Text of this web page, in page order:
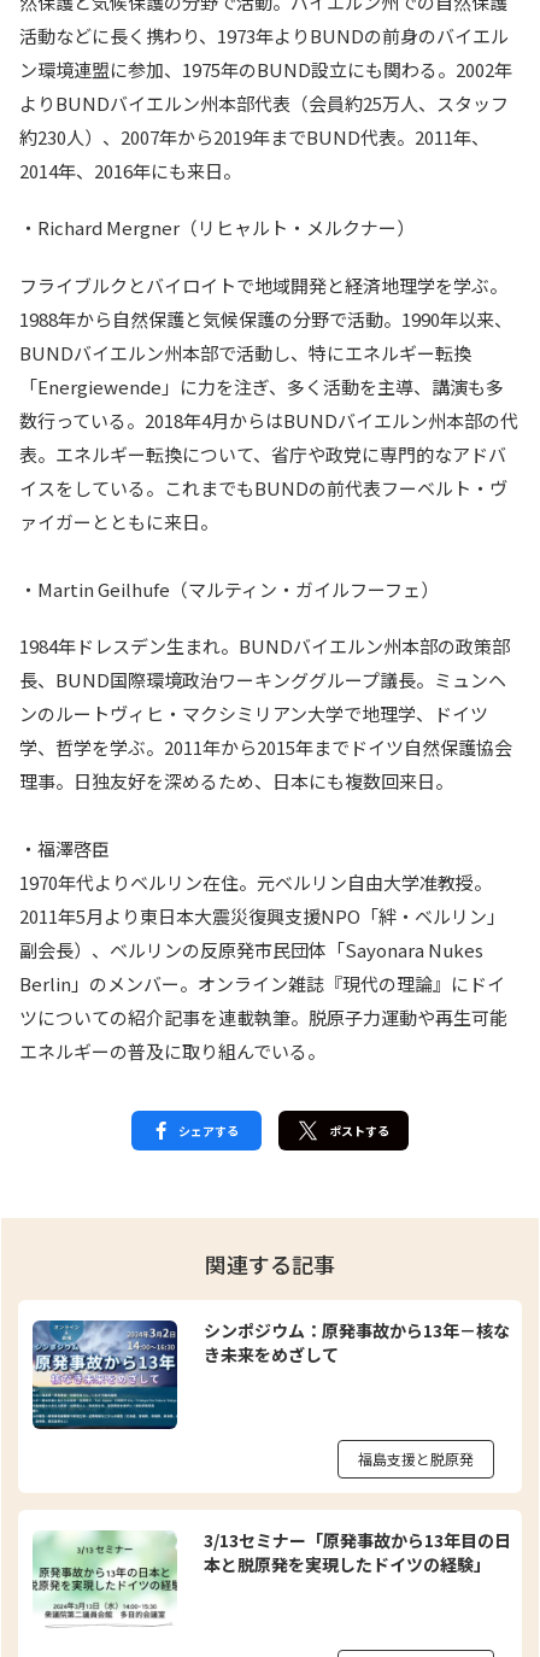
活動などに長く携わり、1973年よりBUNDの前身のバイエル
ン環境連盟に参加、1975年のBUND設立にも関わる。2002年
よりBUNDバイエルン州本部代表（会員約25万人、スタッフ
約230人）、2007年から2019年までBUND代表。2011年、
2014年、2016年にも来日。
・Richard Mergner（リヒャルト・メルクナー）
フライブルクとバイロイトで地域開発と経済地理学を学ぶ。
1988年から自然保護と気候保護の分野で活動。1990年以来、
BUNDバイエルン州本部で活動し、特にエネルギー転換
「Energiewende」に力を注ぎ、多く活動を主導、講演も多
数行っている。2018年4月からはBUNDバイエルン州本部の代
表。エネルギー転換について、省庁や政党に専門的なアドバ
イスをしている。これまでもBUNDの前代表フーベルト・ヴ
ァイガーとともに来日。
・Martin Geilhufe（マルティン・ガイルフーフェ）
1984年ドレスデン生まれ。BUNDバイエルン州本部の政策部
長、BUND国際環境政治ワーキンググループ議長。ミュンヘ
ンのルートヴィヒ・マクシミリアン大学で地理学、ドイツ
学、哲学を学ぶ。2011年から2015年までドイツ自然保護協会
理事。日独友好を深めるため、日本にも複数回来日。
・福澤啓臣
1970年代よりベルリン在住。元ベルリン自由大学准教授。
2011年5月より東日本大震災復興支援NPO「絆・ベルリン」
副会長）、ベルリンの反原発市民団体「Sayonara Nukes
Berlin」のメンバー。オンライン雑誌『現代の理論』にドイ
ツについての紹介記事を連載執筆。脱原子力運動や再生可能
エネルギーの普及に取り組んでいる。
シェアする ポストする
関連する記事
シンポジウム：原発事故から13年－核な
き未来をめざして
福島支援と脱原発
3/13セミナー「原発事故から13年目の日
本と脱原発を実現したドイツの経験」